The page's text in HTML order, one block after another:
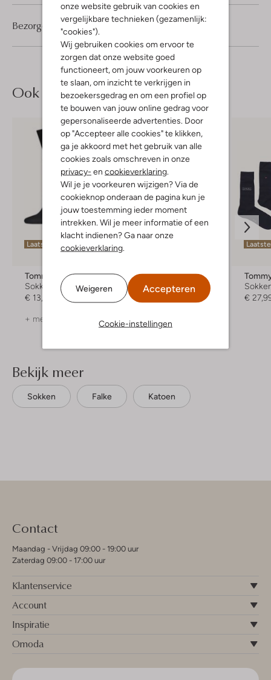
onze website gebruik van cookies en
vergelijkbare technieken (gezamenlijk:
"cookies").
Wij gebruiken cookies om ervoor te
zorgen dat onze website goed
functioneert, om jouw voorkeuren op
te slaan, om inzicht te verkrijgen in
bezoekersgedrag en om een profiel op
te bouwen van jouw online gedrag voor
gepersonaliseerde advertenties. Door
op "Accepteer alle cookies" te klikken,
ga je akkoord met het gebruik van alle
cookies zoals omschreven in onze
privacy- en cookieverklaring.
Wil je je voorkeuren wijzigen? Via de
cookieknop onderaan de pagina kun je
jouw toestemming ieder moment
intrekken. Wil je meer informatie of een
klacht indienen? Ga naar onze
cookieverklaring.
Weigeren Accepteren
Cookie-instellingen
Bezorgen & retourneren
Ook iets voor jou?
Laatste maten
Tommy Hilfiger
Sokken
€ 13,99
+ meer kleuren
Tommy Hilfiger
Sokken
€ 27,99
€
Bekijk meer
Sokken Falke Katoen
Contact
Maandag - Vrijdag 09:00 - 19:00 uur
Zaterdag 09:00 - 17:00 uur
Klantenservice
Account
Inspiratie
Omoda